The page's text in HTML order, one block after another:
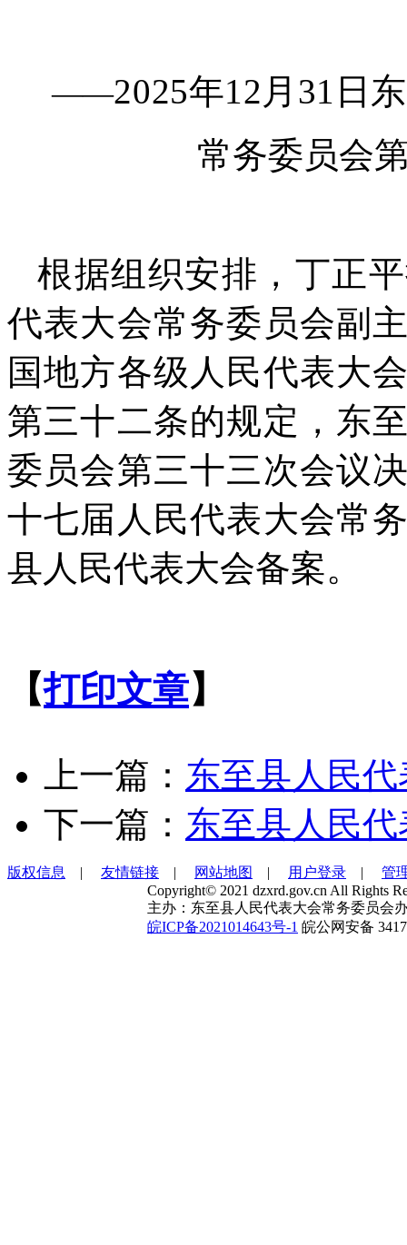
——2025年12月31日
常务委员会
根据组织安排，丁正
代表大会常务委员会副
国地方各级人民代表大
第三十二条的规定，东
委员会第三十三次会议
十七届人民代表大会常
县人民代表大会备案。
【打印文章】
上一篇： 东至县人民
下一篇： 东至县人民
版权信息 | 友情链接 | 网站地图 | 用户登录 | 管
Copyright© 2021 dzxrd.gov.cn All Rights
主办：东至县人民代表大会常务委员会
皖ICP备2021014643号-1 皖公网安备